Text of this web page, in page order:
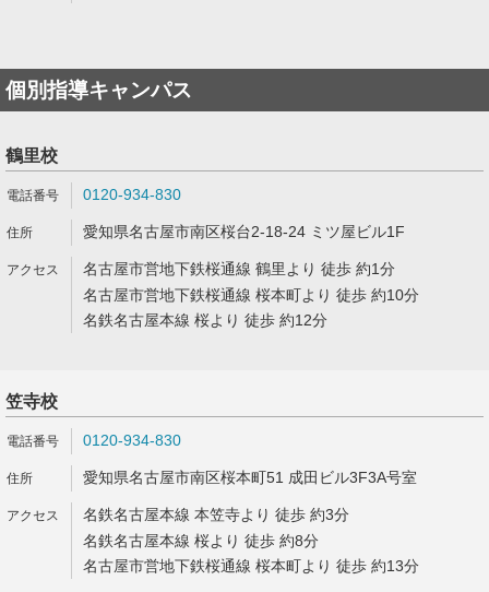
個別指導キャンパス
鶴里校
0120-934-830
愛知県名古屋市南区桜台2-18-24 ミツ屋ビル1F
名古屋市営地下鉄桜通線 鶴里より 徒歩 約1分
名古屋市営地下鉄桜通線 桜本町より 徒歩 約10分
名鉄名古屋本線 桜より 徒歩 約12分
笠寺校
0120-934-830
愛知県名古屋市南区桜本町51 成田ビル3F3A号室
名鉄名古屋本線 本笠寺より 徒歩 約3分
名鉄名古屋本線 桜より 徒歩 約8分
名古屋市営地下鉄桜通線 桜本町より 徒歩 約13分